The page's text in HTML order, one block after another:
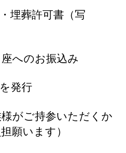
埋葬許可書（写
へのお振込み
発行
がご持参いただくか
願います）